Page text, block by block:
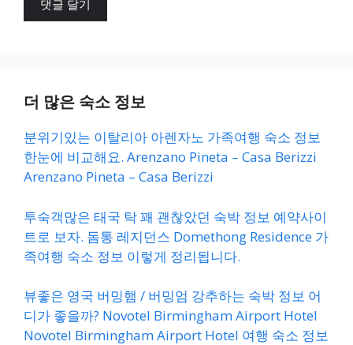
더 많은 숙소 정보
분위기있는 이탈리아 아렌자노 가족여행 숙소 정보
한눈에 비교해요. Arenzano Pineta – Casa Berizzi
Arenzano Pineta – Casa Berizzi
투숙객많은 태국 탁 꽤 괜찮았던 숙박 정보 예약사이
트로 보자. 돔통 레지던스 Domethong Residence 가
족여행 숙소 정보 이렇게 정리됩니다.
뷰좋은 영국 버밍햄 / 버밍엄 강추하는 숙박 정보 어
디가 좋을까? Novotel Birmingham Airport Hotel
Novotel Birmingham Airport Hotel 여행 숙소 정보